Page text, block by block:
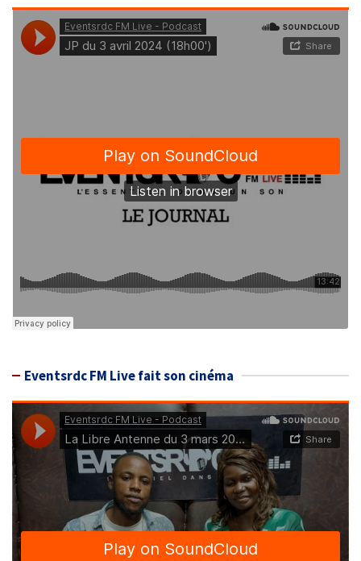
Eventsrdc FM Live fait son cinéma